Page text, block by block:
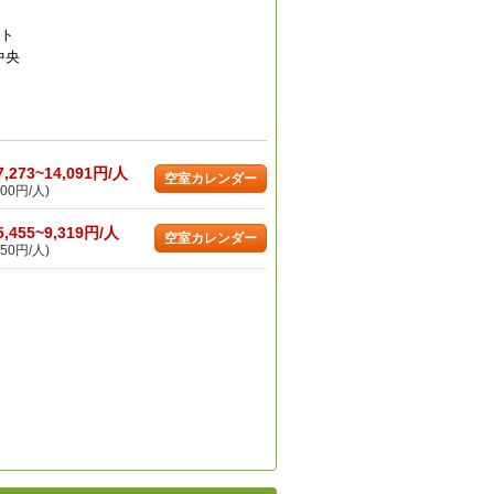
央
円/人
円/人)
空室カレンダー
円/人
円/人)
空室カレンダー